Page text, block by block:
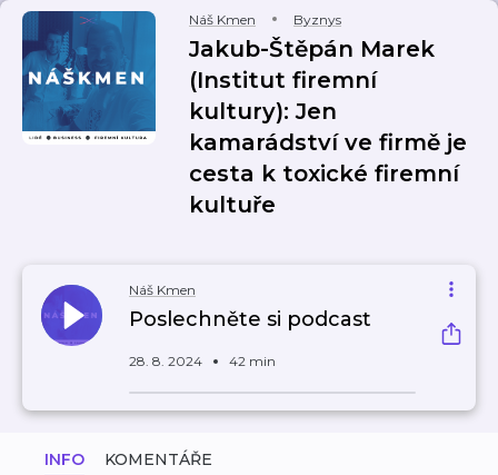
Náš Kmen Byznys
Jakub-Štěpán Marek
(Institut firemní
kultury): Jen
kamarádství ve firmě je
cesta k toxické firemní
kultuře
Náš Kmen
Poslechněte si podcast
28. 8. 2024 42 min
INFO KOMENTÁŘE